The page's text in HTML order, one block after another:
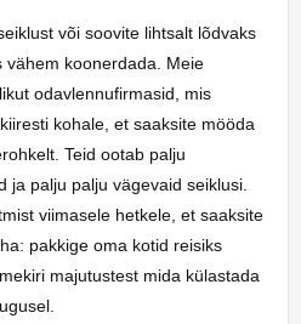
või soovite lihtsalt lõdvaks
vähem koonerdada. Meie
odavlennufirmasid, mis
kohale, et saaksite mööda
Teid ootab palju
ja palju palju vägevaid seiklusi.
viimasele hetkele, et saaksite
pakkige oma kotid reisiks
majutustest mida külastada